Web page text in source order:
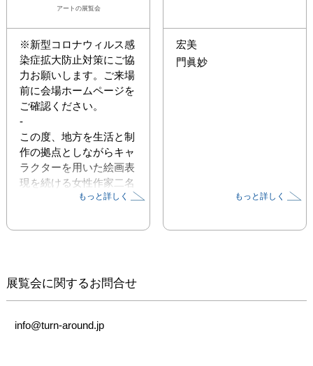
アート の展覧会
※新型コロナウィルス感
染症拡大防止対策にご協
力お願いします。ご来場
前に会場ホームページを
ご確認ください。
-
この度、地方を生活と制
作の拠点としながらキャ
ラクターを用いた絵画表
現を続ける女性作家二名
による展覧会を開催しま
岡山県出身・在住の宏美
ウンジが主催する新芸術
校の前身ポストスーパー
ルに参加。以降東京と岡
もっと詳しく
宏美
門眞妙
もっと詳しく
展覧会に関するお問合せ
info@turn-around.jp